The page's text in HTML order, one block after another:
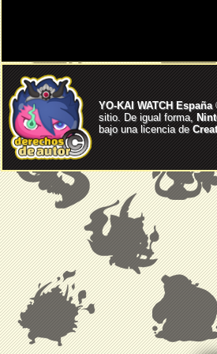
YO-KAI WATCH España
sitio. De igual forma,
bajo una licencia de